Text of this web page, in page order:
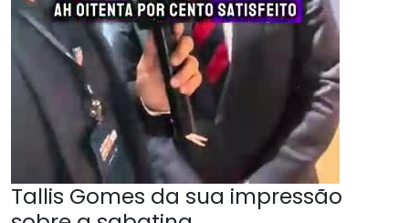
Tallis Gomes da sua impressão